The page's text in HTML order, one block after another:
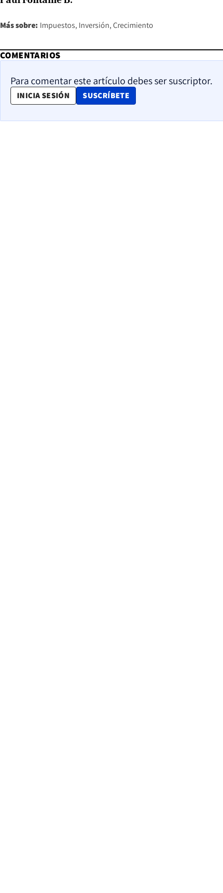
Más sobre: Impuestos Inversión Crecimiento
COMENTARIOS
Para comentar este artículo debes ser suscriptor.
INICIA SESIÓN SUSCRÍBETE
OPENS IN NEW WINDOW